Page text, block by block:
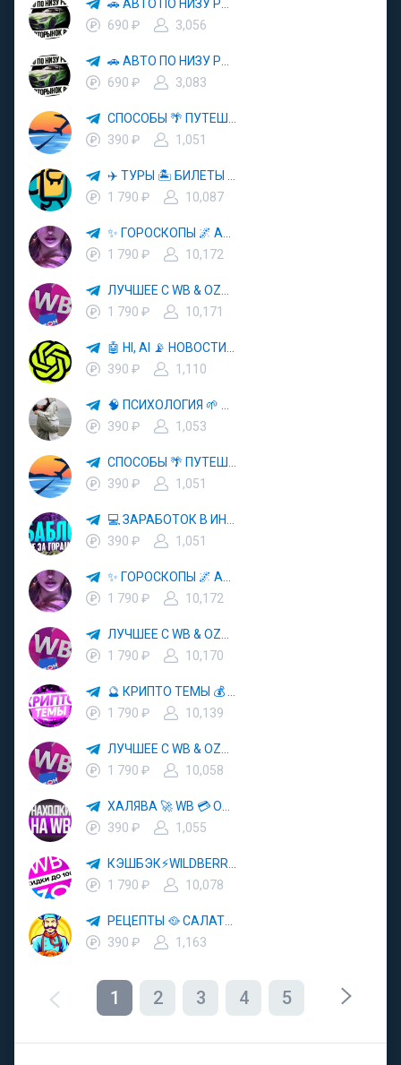
690 ₽
3,056
690 ₽
3,083
390 ₽
1,051
1 790 ₽
10,087
1 790 ₽
10,172
1 790 ₽
10,171
390 ₽
1,110
390 ₽
1,053
390 ₽
1,051
390 ₽
1,051
1 790 ₽
10,172
1 790 ₽
10,170
1 790 ₽
10,139
1 790 ₽
10,058
390 ₽
1,055
1 790 ₽
10,078
390 ₽
1,163
1 2 3 4 5